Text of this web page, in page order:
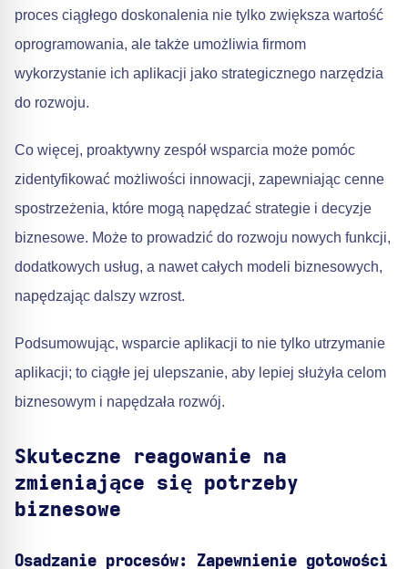
proces ciągłego doskonalenia nie tylko zwiększa wartość
oprogramowania, ale także umożliwia firmom
wykorzystanie ich aplikacji jako strategicznego narzędzia
do rozwoju.
Co więcej, proaktywny zespół wsparcia może pomóc
zidentyfikować możliwości innowacji, zapewniając cenne
spostrzeżenia, które mogą napędzać strategie i decyzje
biznesowe. Może to prowadzić do rozwoju nowych funkcji,
dodatkowych usług, a nawet całych modeli biznesowych,
napędzając dalszy wzrost.
Podsumowując, wsparcie aplikacji to nie tylko utrzymanie
aplikacji; to ciągłe jej ulepszanie, aby lepiej służyła celom
biznesowym i napędzała rozwój.
Skuteczne reagowanie na
zmieniające się potrzeby
biznesowe
Osadzanie procesów: Zapewnienie gotowości